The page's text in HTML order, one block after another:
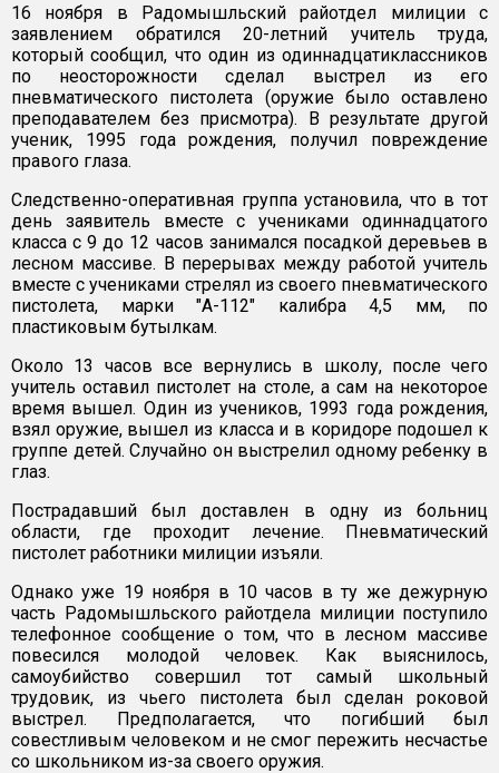
16 ноября в Радомышльский райотдел милиции с
заявлением обратился 20-летний учитель труда,
который сообщил, что один из одиннадцатиклассников
по неосторожности сделал выстрел из его
пневматического пистолета (оружие было оставлено
преподавателем без присмотра). В результате другой
ученик, 1995 года рождения, получил повреждение
правого глаза.
Следственно-оперативная группа установила, что в тот
день заявитель вместе с учениками одиннадцатого
класса с 9 до 12 часов занимался посадкой деревьев в
лесном массиве. В перерывах между работой учитель
вместе с учениками стрелял из своего пневматического
пистолета, марки "А-112" калибра 4,5 мм, по
пластиковым бутылкам.
Около 13 часов все вернулись в школу, после чего
учитель оставил пистолет на столе, а сам на некоторое
время вышел. Один из учеников, 1993 года рождения,
взял оружие, вышел из класса и в коридоре подошел к
группе детей. Случайно он выстрелил одному ребенку в
глаз.
Пострадавший был доставлен в одну из больниц
области, где проходит лечение. Пневматический
пистолет работники милиции изъяли.
Однако уже 19 ноября в 10 часов в ту же дежурную
часть Радомышльского райотдела милиции поступило
телефонное сообщение о том, что в лесном массиве
повесился молодой человек. Как выяснилось,
самоубийство совершил тот самый школьный
трудовик, из чьего пистолета был сделан роковой
выстрел. Предполагается, что погибший был
совестливым человеком и не смог пережить несчастье
со школьником из-за своего оружия.